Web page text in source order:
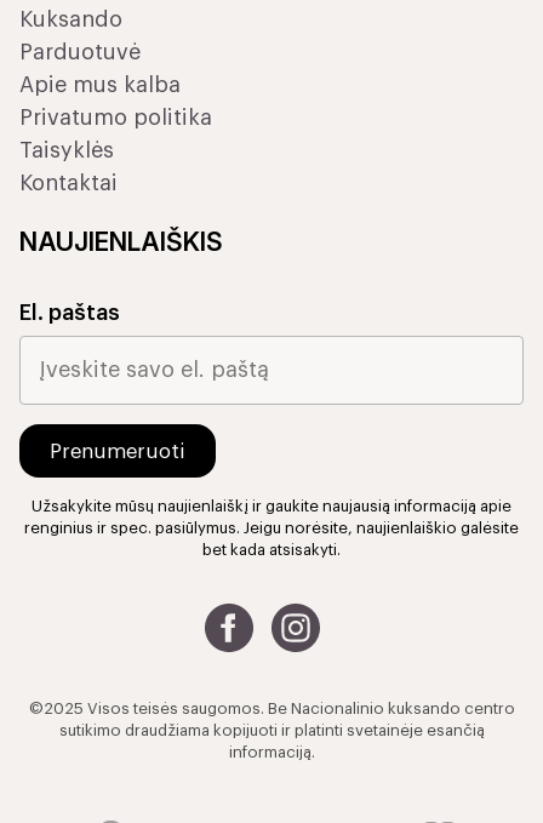
Kuksando
Parduotuvė
Apie mus kalba
Privatumo politika
Taisyklės
Kontaktai
NAUJIENLAIŠKIS
El. paštas
Užsakykite mūsų naujienlaiškį ir gaukite naujausią informaciją apie
renginius ir spec. pasiūlymus. Jeigu norėsite, naujienlaiškio galėsite
bet kada atsisakyti.
©2025 Visos teisės saugomos. Be Nacionalinio kuksando centro
sutikimo draudžiama kopijuoti ir platinti svetainėje esančią
informaciją.